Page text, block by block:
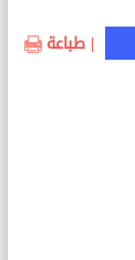
| طباعة